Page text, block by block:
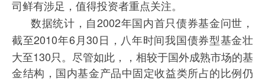
司鲜有涉足，值得投资者重点关注。
数据统计，自 2002年国内首只债券基金问世，
截至2010年6月30 日，八年时间我国债券型基金壮
大至130只。尽管如此，，相较于国外成熟市场的基
金结构，国内基金产品中固定收益类所占的比例仍